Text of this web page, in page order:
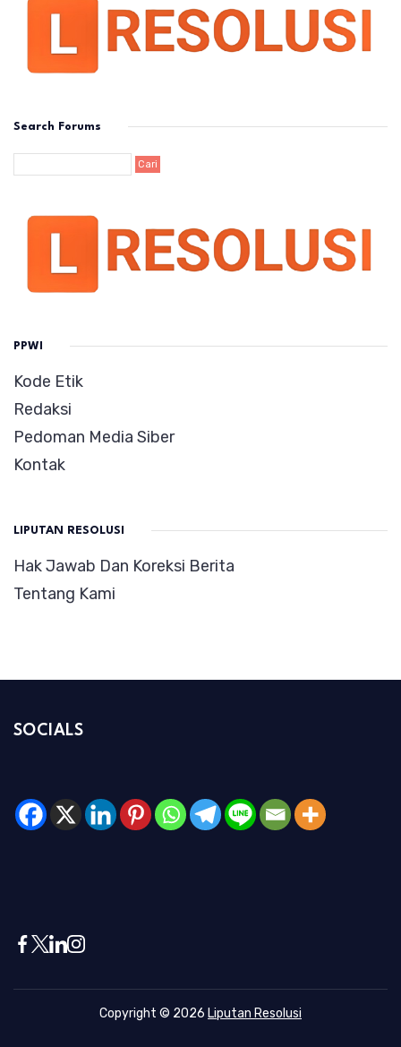
Search Forums
PPWI
Kode Etik
Redaksi
Pedoman Media Siber
Kontak
LIPUTAN RESOLUSI
Hak Jawab Dan Koreksi Berita
Tentang Kami
SOCIALS
Copyright © 2026 Liputan Resolusi